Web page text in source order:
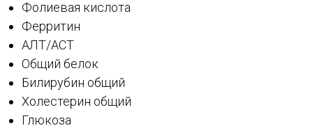
Фолиевая кислота
Ферритин
АЛТ/АСТ
Общий белок
Билирубин общий
Холестерин общий
Глюкоза